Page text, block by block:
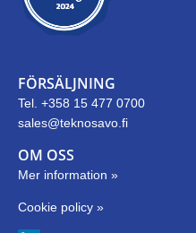
FÖRSÄLJNING
Tel. +358 15 477 0700
sales@teknosavo.fi
OM OSS
Mer information »
Cookie policy »